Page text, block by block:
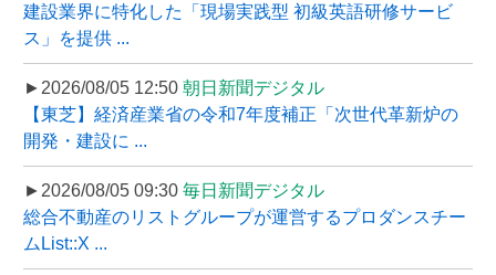
建設業界に特化した「現場実践型 初級英語研修サービ
ス」を提供 ...
►2026/08/05 12:50 朝日新聞デジタル
【東芝】経済産業省の令和7年度補正「次世代革新炉の
開発・建設に ...
►2026/08/05 09:30 毎日新聞デジタル
総合不動産のリストグループが運営するプロダンスチー
ムList::X ...